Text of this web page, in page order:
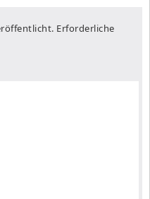
Erforderliche